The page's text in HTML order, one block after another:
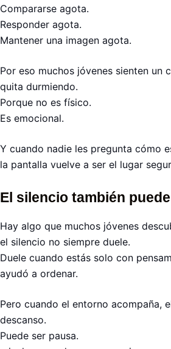
Compararse agota.
Responder agota.
Mantener una imagen agota.
Por eso muchos jóvenes sienten un
quita durmiendo.
Porque no es físico.
Es emocional.
Y cuando nadie les pregunta cómo
la pantalla vuelve a ser el lugar
El silencio también
Hay algo que muchos jóvenes
el silencio no siempre duele.
Duele cuando estás solo con
ayudó a ordenar.
Pero cuando el entorno acompaña,
descanso.
Puede ser pausa.